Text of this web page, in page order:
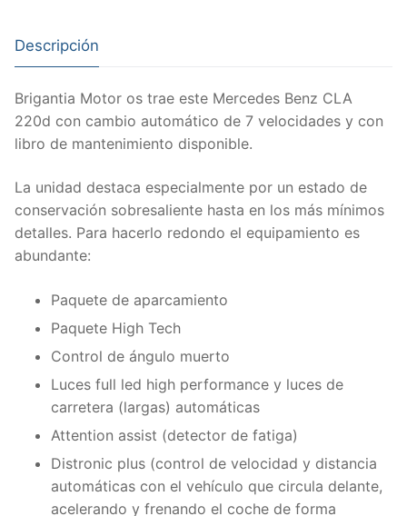
Descripción
Brigantia Motor os trae este Mercedes Benz CLA
220d con cambio automático de 7 velocidades y con
libro de mantenimiento disponible.
La unidad destaca especialmente por un estado de
conservación sobresaliente hasta en los más mínimos
detalles. Para hacerlo redondo el equipamiento es
abundante:
Paquete de aparcamiento
Paquete High Tech
Control de ángulo muerto
Luces full led high performance y luces de
carretera (largas) automáticas
Attention assist (detector de fatiga)
Distronic plus (control de velocidad y distancia
automáticas con el vehículo que circula delante,
acelerando y frenando el coche de forma